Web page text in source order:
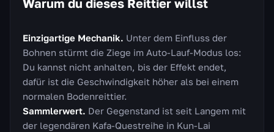
Warum du dieses Reittier willst
Einzigartige Mechanik. Unter dem Einfluss der
Bohnen stürmt die Ziege im Auto-Lauf-Modus los:
Du kannst nicht anhalten, bis der Effekt endet,
dafür ist die Geschwindigkeit höher als bei einem
normalen Bodenreittier.
Sammlerwert. Der Gegenstand ist seit Langem mit
der legendären Kafa-Questreihe in Kun-Lai